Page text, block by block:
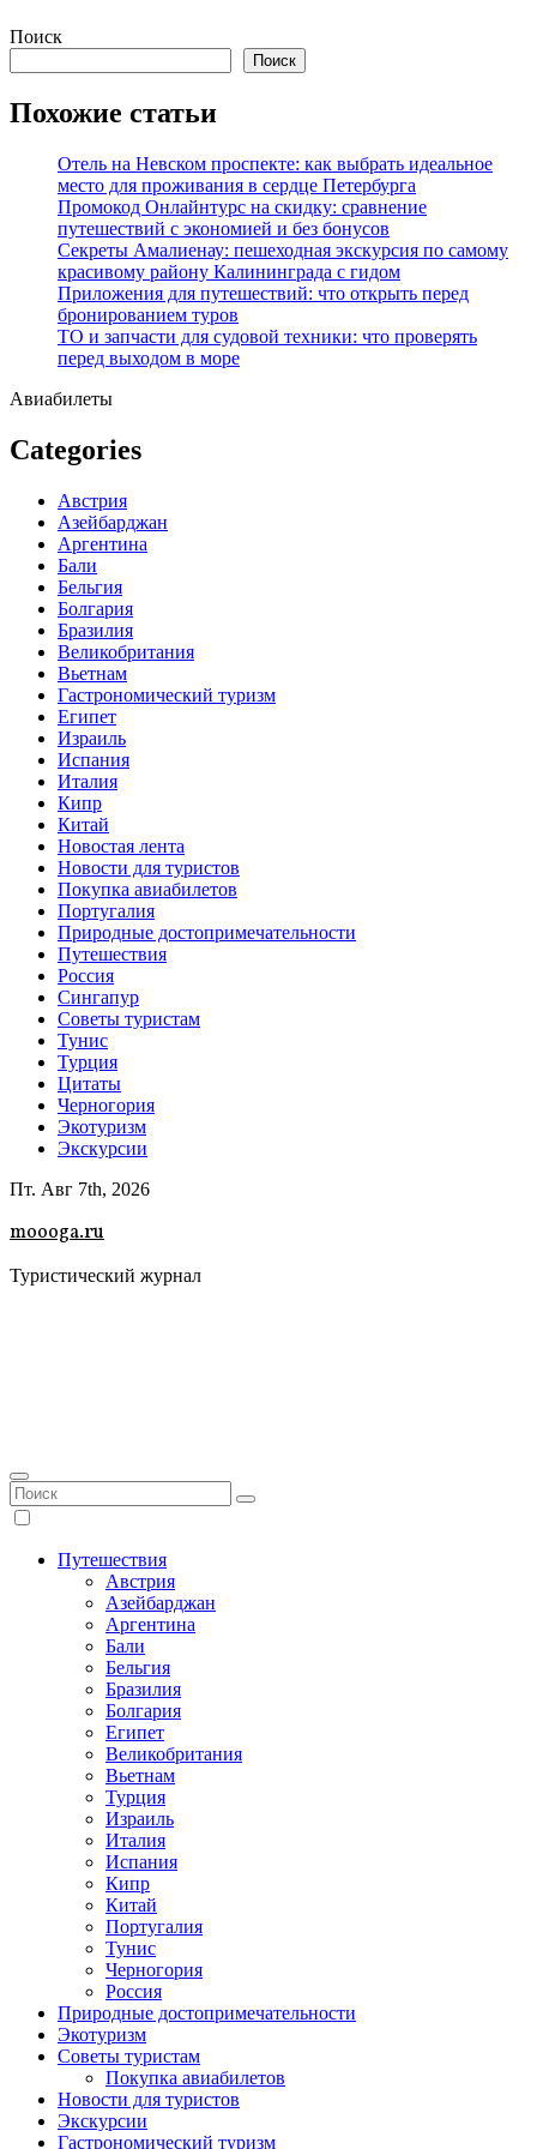
Перейти
содержимому
Поиск
Поиск
Похожие статьи
Отель на Невском проспекте: как выбрать идеальное
место для проживания в сердце Петербурга
Промокод Онлайнтурс на скидку: сравнение
путешествий с экономией и без бонусов
Секреты Амалиенау: пешеходная экскурсия по самому
красивому району Калининграда с гидом
Приложения для путешествий: что открыть перед
бронированием туров
ТО и запчасти для судовой техники: что проверять
перед выходом в море
Авиабилеты
Categories
Австрия
Азейбарджан
Аргентина
Бали
Бельгия
Болгария
Бразилия
Великобритания
Вьетнам
Гастрономический туризм
Египет
Израиль
Испания
Италия
Кипр
Китай
Новостая лента
Новости для туристов
Покупка авиабилетов
Португалия
Природные достопримечательности
Путешествия
Россия
Сингапур
Советы туристам
Тунис
Турция
Цитаты
Черногория
Экотуризм
Экскурсии
Пт. Авг 7th, 2026
moooga.ru
Туристический журнал
Путешествия
Австрия
Азейбарджан
Аргентина
Бали
Бельгия
Бразилия
Болгария
Египет
Великобритания
Вьетнам
Турция
Израиль
Италия
Испания
Кипр
Китай
Португалия
Тунис
Черногория
Россия
Природные достопримечательности
Экотуризм
Советы туристам
Покупка авиабилетов
Новости для туристов
Экскурсии
Гастрономический туризм